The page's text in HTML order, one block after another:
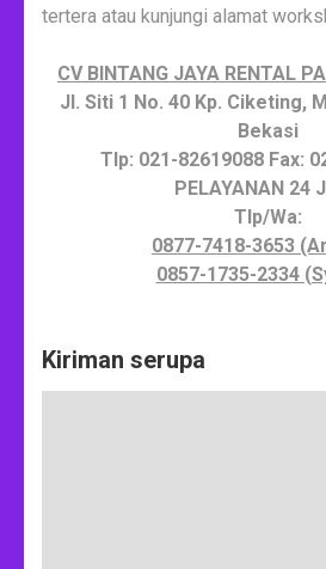
tertera atau kunjungi alamat
CV BINTANG JAYA RENTAL
Jl. Siti 1 No. 40 Kp. Ciketing,
Bekasi
Tlp: 021-82619088 Fax:
PELAYANAN 24
Tlp/Wa:
0877-7418-3653
0857-1735-2334
Kiriman serupa